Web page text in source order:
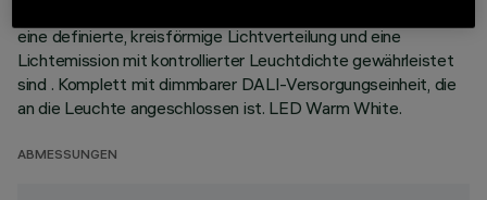
eine definierte, kreisförmige Lichtverteilung und eine
Lichtemission mit kontrollierter Leuchtdichte gewährleistet
sind . Komplett mit dimmbarer DALI-Versorgungseinheit, die
an die Leuchte angeschlossen ist. LED Warm White.
ABMESSUNGEN